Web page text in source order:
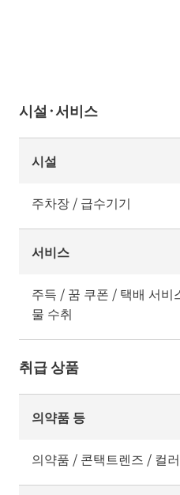
시설·서비스
시설
주차장 / 급수기기
서비스
주득 / 꿈 쿠폰 / 택배 서
물 수취
취급 상품
의약품 등
의약품 / 콘택트렌즈 / 컬